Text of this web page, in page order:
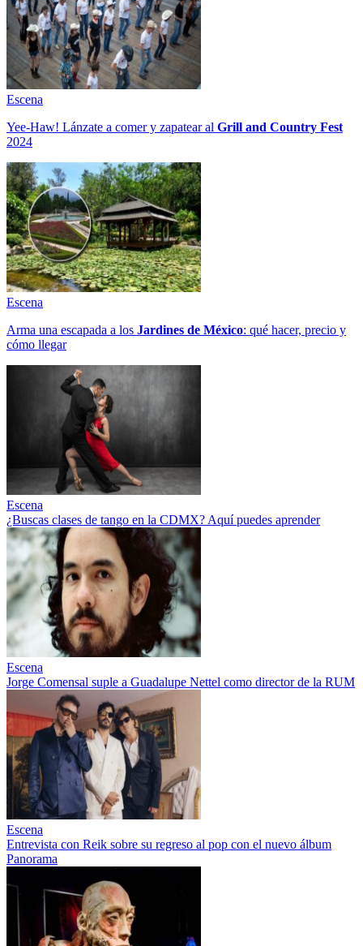
Escena
Yee-Haw! Lánzate a comer y zapatear al Grill and Country Fest
2024
Escena
Arma una escapada a los Jardines de México: qué hacer, precio y
cómo llegar
Escena
¿Buscas clases de tango en la CDMX? Aquí puedes aprender
Escena
Jorge Comensal suple a Guadalupe Nettel como director de la RUM
Escena
Entrevista con Reik sobre su regreso al pop con el nuevo álbum
Panorama